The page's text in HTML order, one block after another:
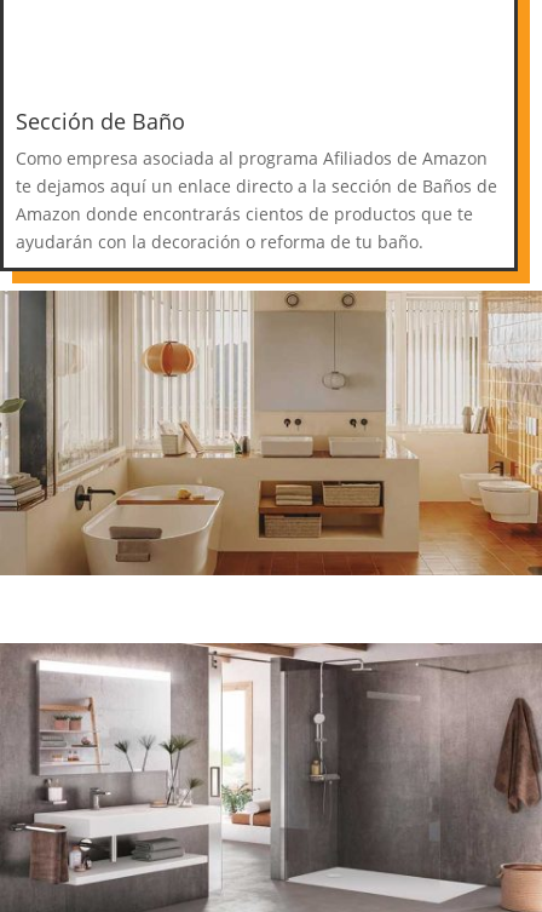
Sección de Baño
Como empresa asociada al programa Afiliados de Amazon
te dejamos aquí un enlace directo a la sección de Baños de
Amazon donde encontrarás cientos de productos que te
ayudarán con la decoración o reforma de tu baño.